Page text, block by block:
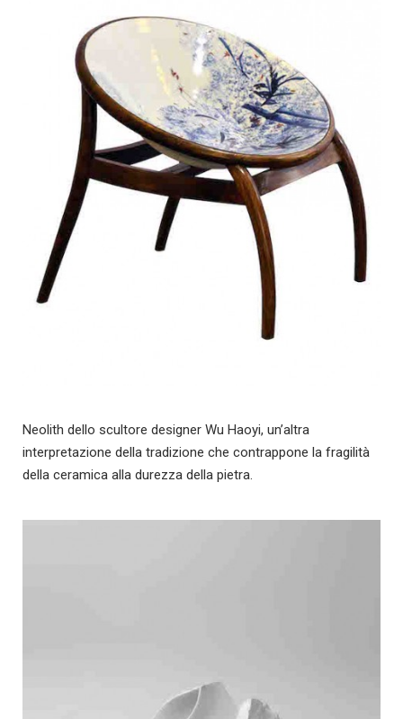
Neolith dello scultore designer Wu Haoyi, un’altra
interpretazione della tradizione che contrappone la fragilità
della ceramica alla durezza della pietra.